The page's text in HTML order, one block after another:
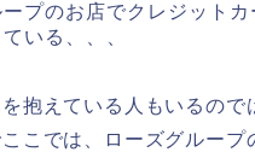
ープのお店でクレジット
いる、、、
抱えている人もいるので
こでは、ローズグループ